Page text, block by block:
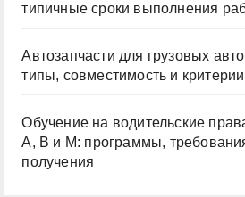
типичные сроки выполнения
Автозапчасти для грузовых
типы, совместимость и
Обучение на водительские
A, B и M: программы,
получения